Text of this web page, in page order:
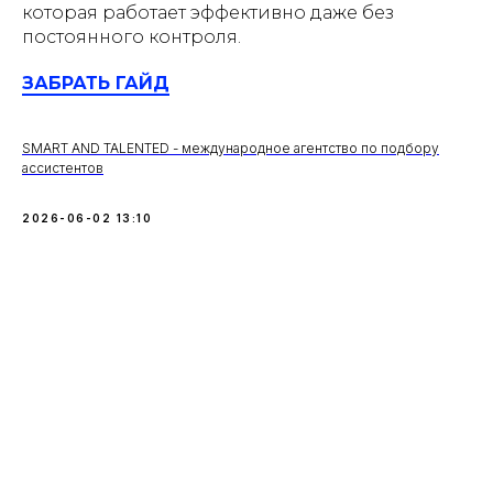
которая работает эффективно даже без
постоянного контроля.
ЗАБРАТЬ ГАЙД
SMART AND TALENTED - международное агентство по подбору
ассистентов
2026-06-02 13:10